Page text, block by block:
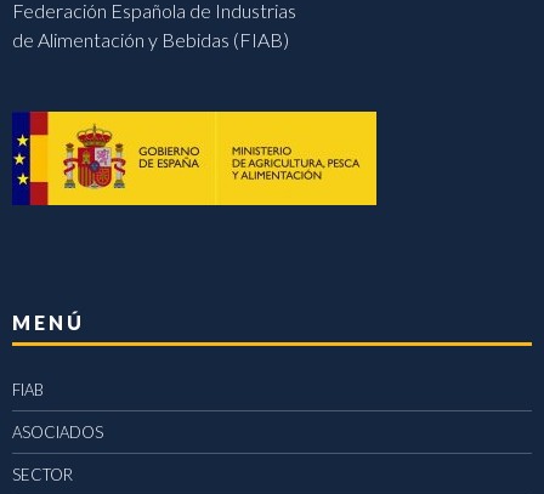
Federación Española de Industrias
de Alimentación y Bebidas (FIAB)
MENÚ
FIAB
ASOCIADOS
SECTOR